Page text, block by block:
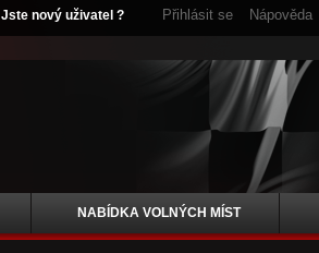
Jste nový uživatel ? Přihlásit se Nápověda
NABÍDKA VOLNÝCH MÍST